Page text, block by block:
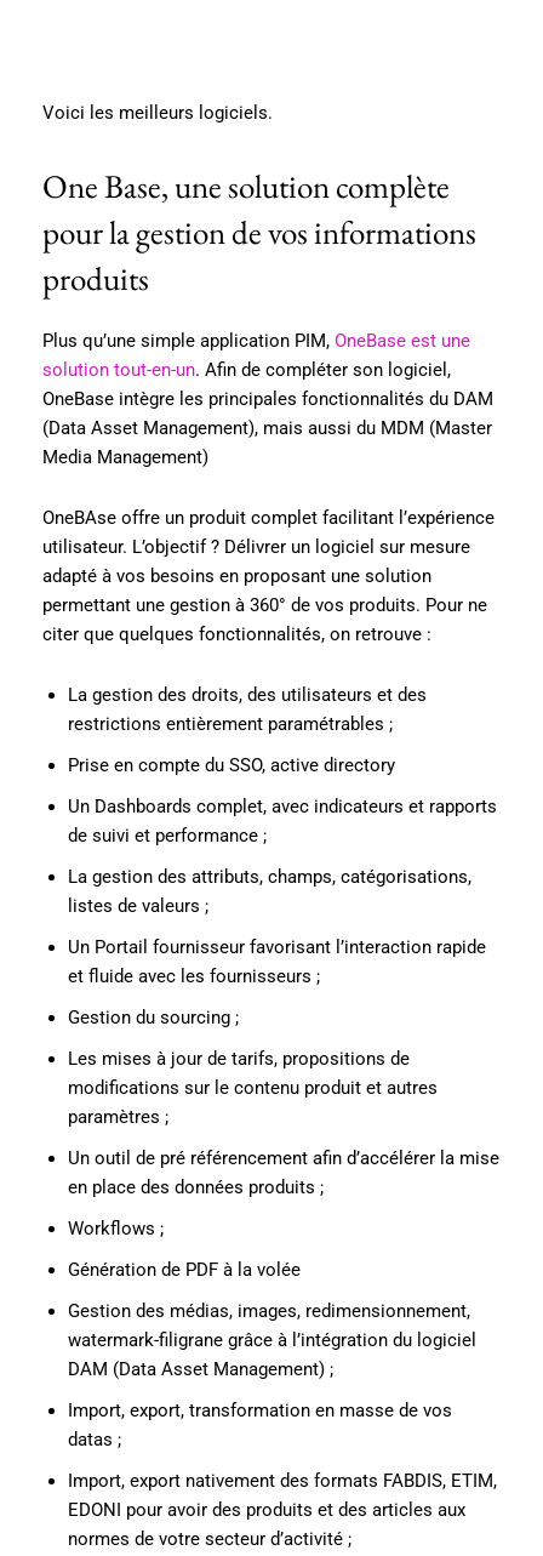
Voici les meilleurs logiciels.
One Base, une solution complète
pour la gestion de vos informations
produits
Plus qu’une simple application PIM, OneBase est une
solution tout-en-un. Afin de compléter son logiciel,
OneBase intègre les principales fonctionnalités du DAM
(Data Asset Management), mais aussi du MDM (Master
Media Management)
OneBAse offre un produit complet facilitant l’expérience
utilisateur. L’objectif ? Délivrer un logiciel sur mesure
adapté à vos besoins en proposant une solution
permettant une gestion à 360° de vos produits. Pour ne
citer que quelques fonctionnalités, on retrouve :
La gestion des droits, des utilisateurs et des
restrictions entièrement paramétrables ;
Prise en compte du SSO, active directory
Un Dashboards complet, avec indicateurs et rapports
de suivi et performance ;
La gestion des attributs, champs, catégorisations,
listes de valeurs ;
Un Portail fournisseur favorisant l’interaction rapide
et fluide avec les fournisseurs ;
Gestion du sourcing ;
Les mises à jour de tarifs, propositions de
modifications sur le contenu produit et autres
paramètres ;
Un outil de pré référencement afin d’accélérer la mise
en place des données produits ;
Workflows ;
Génération de PDF à la volée
Gestion des médias, images, redimensionnement,
watermark-filigrane grâce à l’intégration du logiciel
DAM (Data Asset Management) ;
Import, export, transformation en masse de vos
datas ;
Import, export nativement des formats FABDIS, ETIM,
EDONI pour avoir des produits et des articles aux
normes de votre secteur d’activité ;